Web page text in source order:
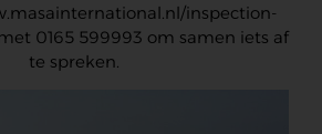
inspection-
0165 599993 om samen iets af
te spreken.